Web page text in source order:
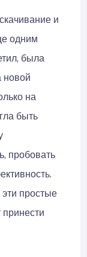
и
одним
была
новой
на
быть
пробовать
простые